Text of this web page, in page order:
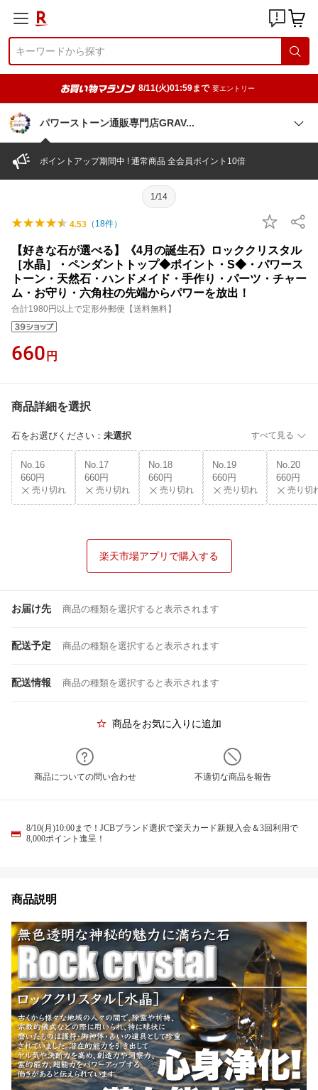
8/11(火)01:59まで 要エントリー
パワーストーン通販専門店GRAV
ポイントアップ期間中 ! 通常商品 全会員ポイント10倍
1/14
4.53 （ 18件）
【好きな石が選べる】《4月の誕生石》ロッククリスタル
［水晶］・ペンダントトップ◆ポイント・S◆・パワース
トーン・天然石・ハンドメイド・手作り・パーツ・チャー
ム・お守り・六角柱の先端からパワーを放出！
合計1980円以上で定形外郵便【送料無料】
660 円
商品詳細を選択
石をお選びください ： 未選択 すべて見る
No.16
660円
売り切れ
No.17
660円
売り切れ
No.18
660円
売り切れ
No.19
660円
売り切れ
No.20
660円
売り切
楽天市場アプリで購入する
お届け先 商品の種類を選択すると表示されます
配送予定 商品の種類を選択すると表示されます
配送情報 商品の種類を選択すると表示されます
商品をお気に入りに追加
商品についての問い合わせ 不適切な商品を報告
8/10(月)10:00まで！JCBブランド選択で楽天カード新規入会＆3回利用で
8,000ポイント進呈！
商品説明